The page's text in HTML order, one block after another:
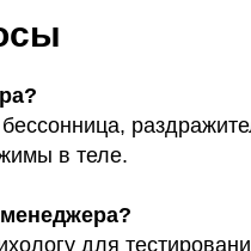
в теле.
для